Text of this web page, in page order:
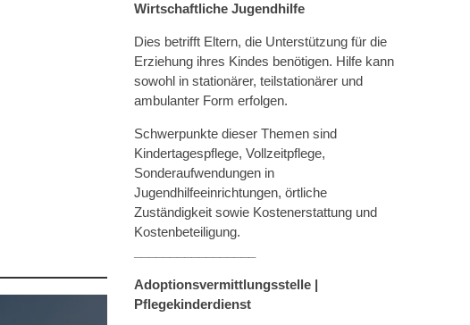
Wirtschaftliche Jugendhilfe
Dies betrifft Eltern, die Unterstützung für die
Erziehung ihres Kindes benötigen. Hilfe kann
sowohl in stationärer, teilstationärer und
ambulanter Form erfolgen.
Schwerpunkte dieser Themen sind
Kindertagespflege, Vollzeitpflege,
Sonderaufwendungen in
Jugendhilfeeinrichtungen, örtliche
Zuständigkeit sowie Kostenerstattung und
Kostenbeteiligung.
Adoptionsvermittlungsstelle |
Pflegekinderdienst